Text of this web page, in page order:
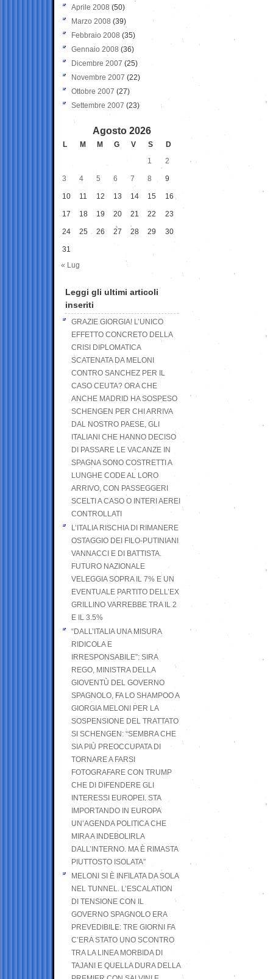
Aprile 2008 (50)
Marzo 2008 (39)
Febbraio 2008 (35)
Gennaio 2008 (36)
Dicembre 2007 (25)
Novembre 2007 (22)
Ottobre 2007 (27)
Settembre 2007 (23)
Agosto 2026
L M M G V S
D
1
2
3 4 5 6 7 8 9
10 11 12 13 14 15 16
17 18 19 20 21 22 23
24 25 26 27 28 29 30
31
« Lug
Leggi gli ultimi articoli
inseriti
GRAZIE GIORGIA! L’UNICO
EFFETTO CONCRETO DELLA
CRISI DIPLOMATICA
SCATENATA DA MELONI
CONTRO SANCHEZ PER IL
CASO CEUTA? ORA CHE
ANCHE MADRID HA SOSPESO
SCHENGEN PER CHI ARRIVA
DAL NOSTRO PAESE, GLI
ITALIANI CHE HANNO DECISO
DI PASSARE LE VACANZE IN
SPAGNA SONO COSTRETTI A
LUNGHE CODE AL LORO
ARRIVO, CON PASSEGGERI
SCELTI A CASO O INTERI AEREI
CONTROLLATI
L’ITALIA RISCHIA DI RIMANERE
OSTAGGIO DEI FILO-PUTINIANI
VANNACCI E DI BATTISTA.
FUTURO NAZIONALE
VELEGGIA SOPRA IL 7% E UN
EVENTUALE PARTITO DELL’EX
GRILLINO VARREBBE TRA IL 2
E IL 3.5%
“DALL’ITALIA UNA MISURA
RIDICOLA E
IRRESPONSABILE”: SIRA
REGO, MINISTRA DELLA
GIOVENTÙ DEL GOVERNO
SPAGNOLO, FA LO SHAMPOO A
GIORGIA MELONI PER LA
SOSPENSIONE DEL TRATTATO
SI SCHENGEN: “SEMBRA CHE
SIA PIÙ PREOCCUPATA DI
TORNARE A FARSI
FOTOGRAFARE CON TRUMP
CHE DI DIFENDERE GLI
INTERESSI EUROPEI. STA
IMPORTANDO IN EUROPA
UN’AGENDA POLITICA CHE
MIRA A INDEBOLIRLA
DALL’INTERNO. MA È RIMASTA
PIUTTOSTO ISOLATA”
MELONI SI È INFILATA DA SOLA
NEL TUNNEL. L’ESCALATION
DI TENSIONE CON IL
GOVERNO SPAGNOLO ERA
PREVEDIBILE: TRE GIORNI FA
C’ERA STATO UNO SCONTRO
TRA LA LINEA MORBIDA DI
TAJANI E QUELLA DURA DELLA